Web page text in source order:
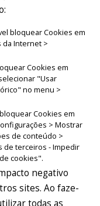
bloquear Cookies em
da Internet >
Cookies em
"Usar
no menu >
Cookies em
> Mostrar
de conteúdo >
de terceiros - Impedir
cookies".
negativo
sites. Ao faze-